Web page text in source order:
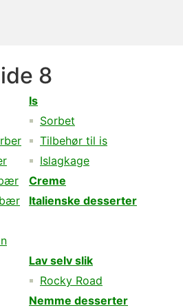
8
Is
Sorbet
Tilbehør til is
Islagkage
Creme
Italienske desserter
Lav selv slik
Rocky Road
Nemme desserter